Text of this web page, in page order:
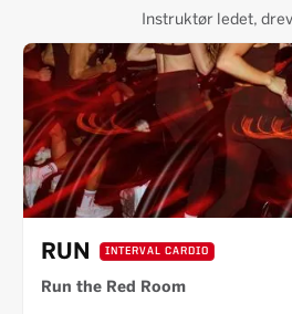
Instruktør ledet,
RUN INTERVAL CARDIO
Run the Red Room